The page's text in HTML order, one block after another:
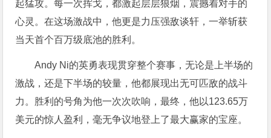
起猛攻。每一次挥戈，都激起层层狼烟，震撼着对手的
心灵。在这场激战中，他更是力压强敌谈轩，一举斩获
当天首个百万级底池的胜利。
Andy Ni的英勇表现贯穿整个赛事，无论是上半场的
激战，还是下半场的较量，他都展现出无可匹敌的战斗
力。胜利的号角为他一次次吹响，最终，他以123.65万
美元的惊人盈利，毫无争议地登上了最大赢家的宝座。